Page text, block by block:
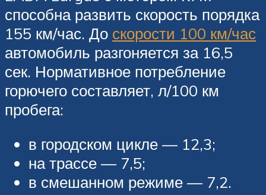
способна развить скорость порядка
155 км/час. До скорости 100 км/час
автомобиль разгоняется за 16,5
сек. Нормативное потребление
горючего составляет, л/100 км
пробега:
в городском цикле — 12,3;
на трассе — 7,5;
в смешанном режиме — 7,2.